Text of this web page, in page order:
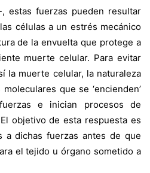
estas fuerzas pueden resultar
células a un estrés mecánico
de la envuelta que protege a
muerte celular. Para evitar
la muerte celular, la naturaleza
que se ‘encienden’
e inician procesos de
objetivo de esta respuesta es
a dichas fuerzas antes de que
el tejido u órgano sometido a